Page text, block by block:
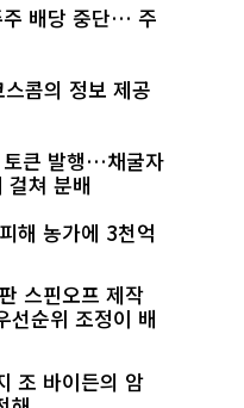
배당 중단… 주
콤의 정보 제공
큰 발행…채굴자
쳐 분배
해 농가에 3천억
스핀오프 제작
선순위 조정이 배
조 바이든의 암